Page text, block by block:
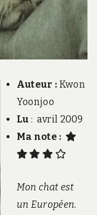
Auteur : Kwon
Yoonjoo
Lu : avril 2009
Ma note :
Mon chat est
un Européen.